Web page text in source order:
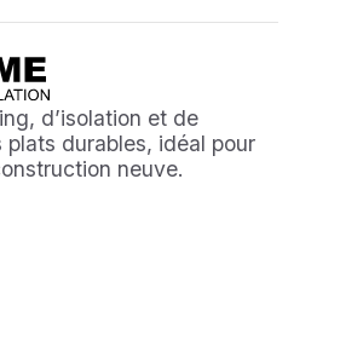
d’isolation et de
durables, idéal pour
neuve.